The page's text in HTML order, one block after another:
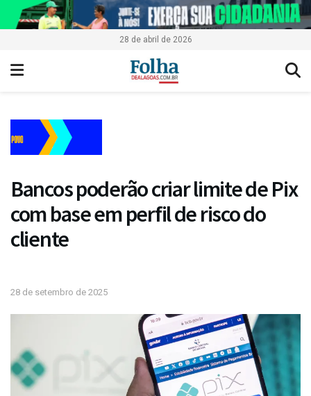
28 de abril de 2026
Bancos poderão criar limite de Pix
com base em perfil de risco do
cliente
28 de setembro de 2025